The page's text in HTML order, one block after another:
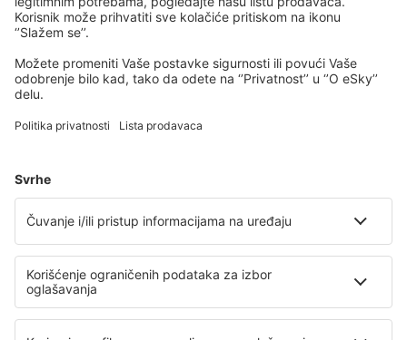
Valencia Manises (VLC)
Melilla Airport (MLN)
Mahon Menorca (MAH)
Palma de Mallorca Airport (PMI)
Pamplona Airport (PNA)
Santander Parayas (SDR)
Vigo Peinador (VGO)